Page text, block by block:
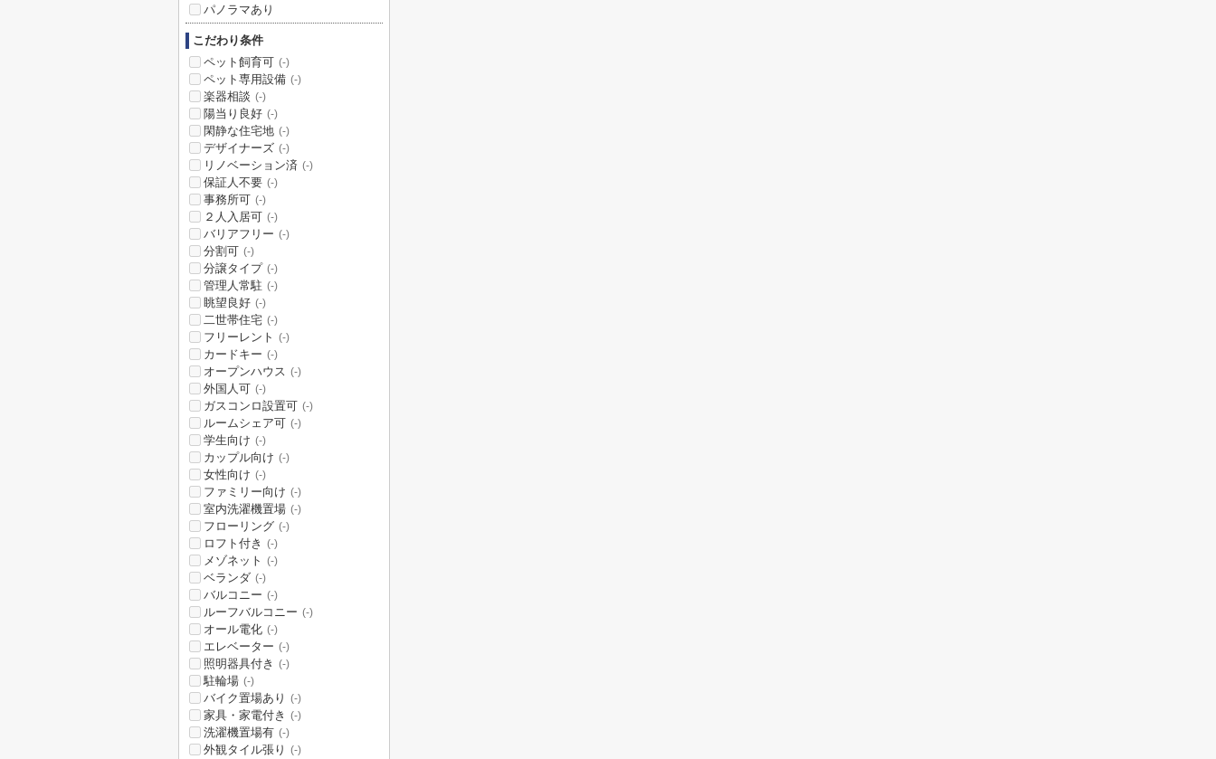
パノラマあり
こだわり条件
ペット飼育可 (-)
ペット専用設備 (-)
楽器相談 (-)
陽当り良好 (-)
閑静な住宅地 (-)
デザイナーズ (-)
リノベーション済 (-)
保証人不要 (-)
事務所可 (-)
２人入居可 (-)
バリアフリー (-)
分割可 (-)
分譲タイプ (-)
管理人常駐 (-)
眺望良好 (-)
二世帯住宅 (-)
フリーレント (-)
カードキー (-)
オープンハウス (-)
外国人可 (-)
ガスコンロ設置可 (-)
ルームシェア可 (-)
学生向け (-)
カップル向け (-)
女性向け (-)
ファミリー向け (-)
室内洗濯機置場 (-)
フローリング (-)
ロフト付き (-)
メゾネット (-)
ベランダ (-)
バルコニー (-)
ルーフバルコニー (-)
オール電化 (-)
エレベーター (-)
照明器具付き (-)
駐輪場 (-)
バイク置場あり (-)
家具・家電付き (-)
洗濯機置場有 (-)
外観タイル張り (-)